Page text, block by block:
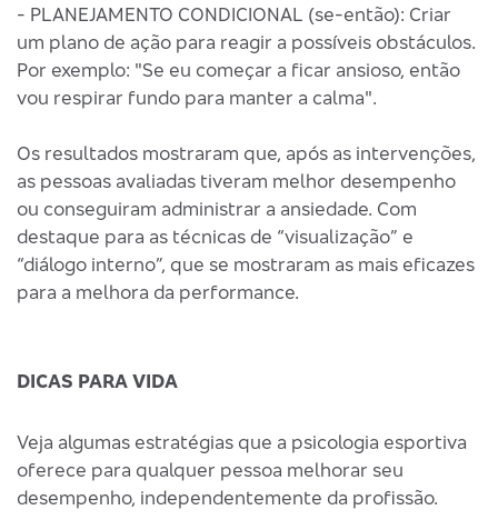
- PLANEJAMENTO CONDICIONAL (se-então): Criar
um plano de ação para reagir a possíveis obstáculos.
Por exemplo: "Se eu começar a ficar ansioso, então
vou respirar fundo para manter a calma".
Os resultados mostraram que, após as intervenções,
as pessoas avaliadas tiveram melhor desempenho
ou conseguiram administrar a ansiedade. Com
destaque para as técnicas de “visualização” e
“diálogo interno”, que se mostraram as mais eficazes
para a melhora da performance.
DICAS PARA VIDA
Veja algumas estratégias que a psicologia esportiva
oferece para qualquer pessoa melhorar seu
desempenho, independentemente da profissão.